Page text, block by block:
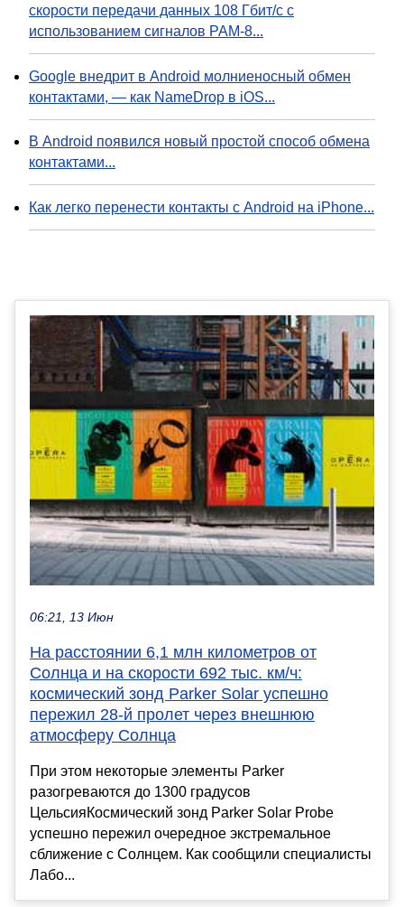
скорости передачи данных 108 Гбит/с с
использованием сигналов PAM-8...
Google внедрит в Android молниеносный обмен
контактами, — как NameDrop в iOS...
В Android появился новый простой способ обмена
контактами...
Как легко перенести контакты с Android на iPhone...
06:21, 13 Июн
На расстоянии 6,1 млн километров от
Солнца и на скорости 692 тыс. км/ч:
космический зонд Parker Solar успешно
пережил 28-й пролет через внешнюю
атмосферу Солнца
При этом некоторые элементы Parker
разогреваются до 1300 градусов
ЦельсияКосмический зонд Parker Solar Probe
успешно пережил очередное экстремальное
сближение с Солнцем. Как сообщили специалисты
Лабо...